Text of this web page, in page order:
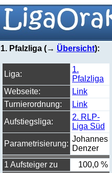
1. Pfalzliga (→ Übersicht):
Liga:
1.
Pfalzliga
Webseite:
Link
Turnierordnung:
Link
Aufstiegsliga:
2. RLP-
Liga Süd
Parametrisierung:
Johannes
Denzer
1 Aufsteiger zu
100,0 %